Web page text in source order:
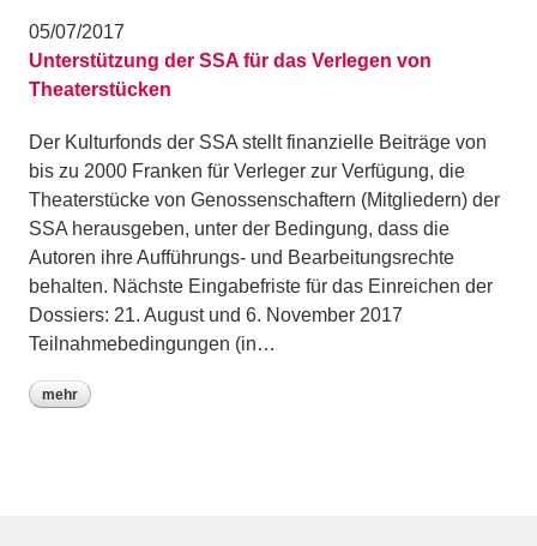
05/07/2017
Unterstützung der SSA für das Verlegen von
Theaterstücken
Der Kulturfonds der SSA stellt finanzielle Beiträge von
bis zu 2000 Franken für Verleger zur Verfügung, die
Theaterstücke von Genossenschaftern (Mitgliedern) der
SSA herausgeben, unter der Bedingung, dass die
Autoren ihre Aufführungs- und Bearbeitungsrechte
behalten. Nächste Eingabefriste für das Einreichen der
Dossiers: 21. August und 6. November 2017
Teilnahmebedingungen (in…
mehr